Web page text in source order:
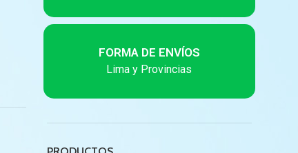
FORMA DE ENVÍOS
Lima y Provincias